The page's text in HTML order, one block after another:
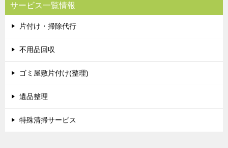
サービス一覧情報
片付け・掃除代行
不用品回収
ゴミ屋敷片付け(整理)
遺品整理
特殊清掃サービス